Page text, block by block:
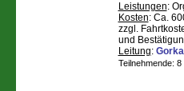
Leistungen:
Kosten: Ca.
zzgl.
und
Leitung:
Teilnehmende: